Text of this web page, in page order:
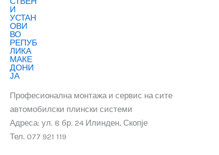
Професионална монтажа и сервис на сите
автомобилски плински системи
Адреса: ул. 8 бр. 24 Илинден, Скопје
Тел. 077 921 119